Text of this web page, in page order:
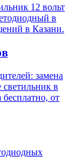
12 вольт
в
в Казани.
замена
светильник в
от